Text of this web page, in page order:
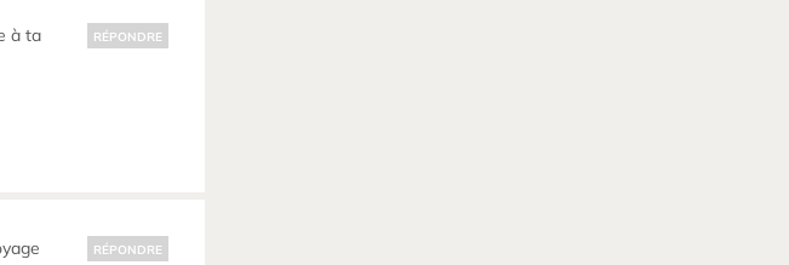
à ta
RÉPONDRE
RÉPONDRE